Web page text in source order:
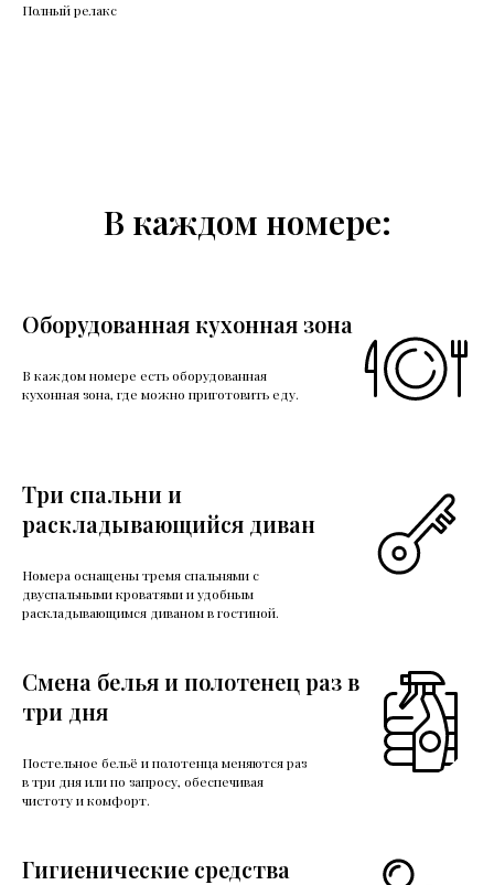
Полный релакс
В каждом номере:
Оборудованная кухонная зона
В каждом номере есть оборудованная
кухонная зона, где можно приготовить еду.
Три спальни и
раскладывающийся диван
Номера оснащены тремя спальнями с
двуспальными кроватями и удобным
раскладывающимся диваном в гостиной.
Смена белья и полотенец раз в
три дня
Постельное бельё и полотенца меняются раз
в три дня или по запросу, обеспечивая
чистоту и комфорт.
Гигиенические средства